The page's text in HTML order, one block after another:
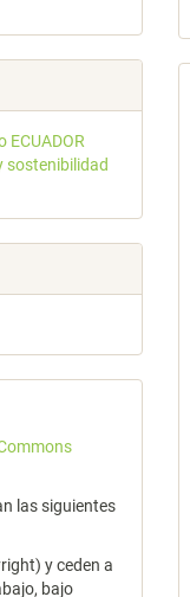
sostenibilidad
las siguientes
y ceden a
bajo